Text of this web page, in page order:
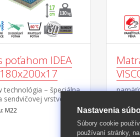
poťahom IDEA
technológia – špeciálna
vrstve z
pien rôznych
tuhostí, ktorá zaisťuje
M22
peny
dlhá
všetky
Kód
Nastavenia
Súbory cookie
používaní stránky,